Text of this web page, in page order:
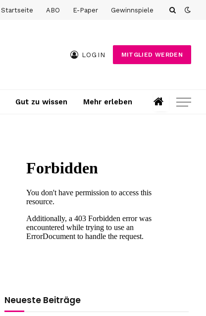
Startseite ABO E-Paper Gewinnspiele
LOGIN MITGLIED WERDEN
Gut zu wissen Mehr erleben
Neueste Beiträge